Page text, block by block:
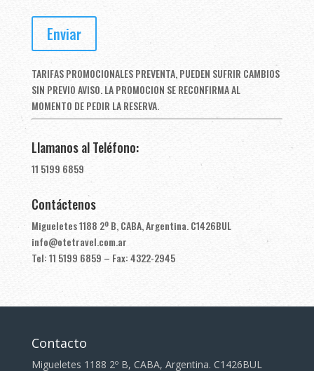
TARIFAS PROMOCIONALES PREVENTA, PUEDEN SUFRIR CAMBIOS
SIN PREVIO AVISO. LA PROMOCION SE RECONFIRMA AL
MOMENTO DE PEDIR LA RESERVA.
Llamanos al Teléfono:
11 5199 6859
Contáctenos
Migueletes 1188 2º B, CABA, Argentina. C1426BUL
info@otetravel.com.ar
Tel: 11 5199 6859 – Fax: 4322-2945
Contacto
Migueletes 1188 2º B, CABA, Argentina. C1426BUL